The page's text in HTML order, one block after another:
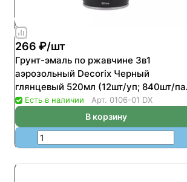
266 ₽/шт
Грунт-эмаль по ржавчине 3в1
аэрозольный Decorix Черный
глянцевый 520мл (12шт/уп; 840шт/
Есть в наличии Арт. 0106-01 DX
В корзину